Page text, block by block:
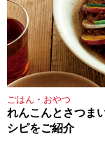
ごはん・おやつ
れんこんとさつま
シピをご紹介